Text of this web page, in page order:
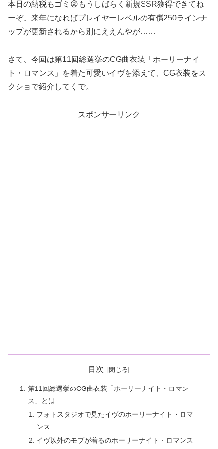
本日の納税もゴミ😡もうしばらく新規SSR獲得できてね
ーぞ。来年になればプレイヤーレベルの有償250ラインナ
ップが更新されるから別にええんやが……
さて、今回は第11回総選挙のCG曲衣装「ホーリーナイ
ト・ロマンス」を着た可愛いイヴを添えて、CG衣装をス
クショで紹介してくで。
スポンサーリンク
目次
第11回総選挙のCG曲衣装「ホーリーナイト・ロマン
ス」とは
フォトスタジオで見たイヴのホーリーナイト・ロマ
ンス
イヴ以外のモブが着るのホーリーナイト・ロマンス